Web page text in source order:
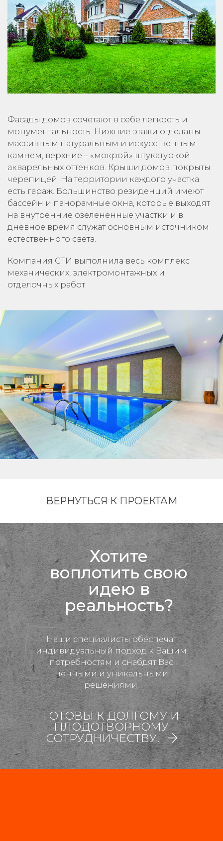
Фасады домов сочетают в себе легкость и
монументальность. Нижние этажи отделаны
массивным натуральным и искусственным
камнем, верхние – «мокрой» штукатуркой
акварельных оттенков. Крыши домов покрыты
черепицей. На территории каждого участка
есть гараж. Большинство резиденций имеют
бассейн и панорамные окна, которые выходят
на внутренние озелененные участки и в
дневное время служат основным источником
естественного света.
Компания СТИ выполнила весь комплекс
механических, электромонтажных и
отделочных работ.
ВЕРНУТЬСЯ К ПРОЕКТАМ
Хотите
воплотить свою
идею в
реальность?
Наши специалисты обеспечат
индивидуальный подход к Вашим
потребностям и снабдят Вас
ценными и уникальными
решениями.
ГОТОВЫ К ДОЛГОМУ И
ПЛОДОТВОРНОМУ
СОТРУДНИЧЕСТВУ!